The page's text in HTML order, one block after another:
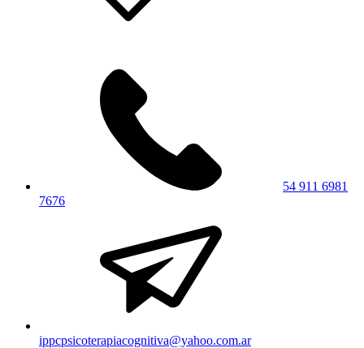
54 911 6981
7676
ippcpsicoterapiacognitiva@yahoo.com.ar